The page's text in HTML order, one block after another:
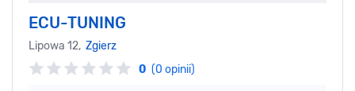
ECU-TUNING
Lipowa 12, Zgierz
0 (0 opinii)